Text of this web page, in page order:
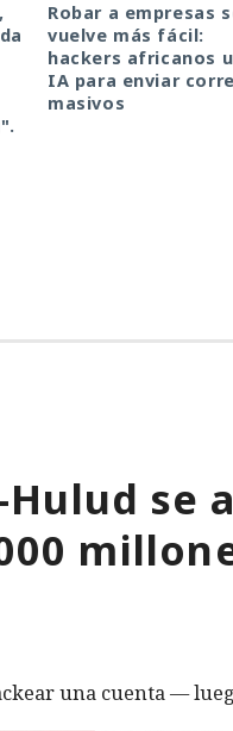
Robar a empresas
vuelve más fácil:
hackers africanos
IA para enviar
masivos
se
una cuenta —